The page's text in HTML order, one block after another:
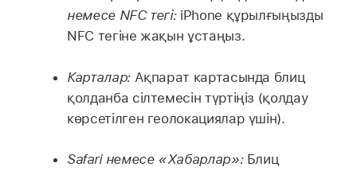
немесе NFC тегі: iPhone құрылғыңызды
NFC тегіне жақын ұстаңыз.
Карталар: Ақпарат картасында блиц
қолданба сілтемесін түртіңіз (қолдау
көрсетілген геолокациялар үшін).
Safari немесе «Хабарлар»: Блиц